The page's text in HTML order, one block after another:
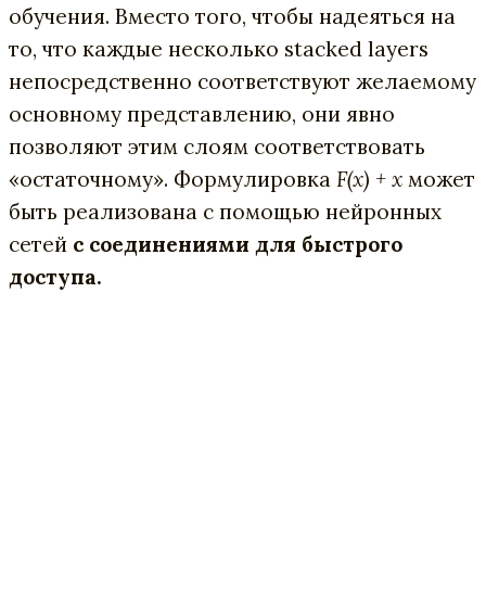
обучения. Вместо того, чтобы надеяться на
то, что каждые несколько stacked layers
непосредственно соответствуют желаемому
основному представлению, они явно
позволяют этим слоям соответствовать
«остаточному». Формулировка F(x) + x может
быть реализована с помощью нейронных
сетей с соединениями для быстрого
доступа.